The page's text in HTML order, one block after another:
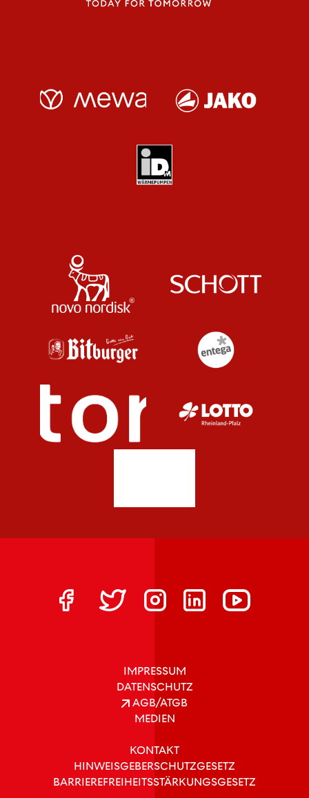
IMPRESSUM
DATENSCHUTZ
AGB/ATGB
MEDIEN
KONTAKT
HINWEISGEBERSCHUTZGESETZ
BARRIEREFREIHEITSSTÄRKUNGSGESETZ